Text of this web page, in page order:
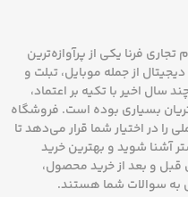
شد. علاوه بر این‌ها،
ذخیره پیشرفت بازی
در مجموع این
قابلیت ذخیره‌سازی اطلاعات
جانبی برای
لینک برای اتصال دو
فرنا یکی از پرآوازه‌ترین
از جمله موبایل، تبلت و
سال اخیر با تکیه بر اعتماد،
بسیاری بوده است. فروشگاه
را در اختیار شما قرار می‌دهد تا
آشنا شوید و بهترین خرید
و بعد از خرید محصول،
به سوالات شما هستند.